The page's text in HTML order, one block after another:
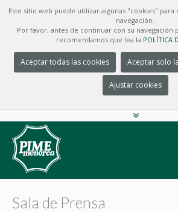
Este sitio web puede utilizar algunas "cookies"
navegación.
Por favor, antes de continuar con su navegación
recomendamos que lea la POLÍTICA
Aceptar todas las cookies Aceptar solo
Ajustar cookies
Sala de Prensa